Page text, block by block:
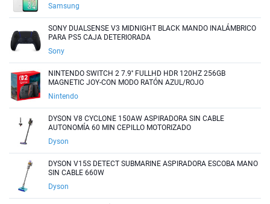
Samsung
SONY DUALSENSE V3 MIDNIGHT BLACK MANDO INALÁMBRICO
PARA PS5 CAJA DETERIORADA
Sony
NINTENDO SWITCH 2 7.9'' FULLHD HDR 120HZ 256GB
MAGNETIC JOY-CON MODO RATÓN AZUL/ROJO
Nintendo
DYSON V8 CYCLONE 150AW ASPIRADORA SIN CABLE
AUTONOMÍA 60 MIN CEPILLO MOTORIZADO
Dyson
DYSON V15S DETECT SUBMARINE ASPIRADORA ESCOBA MANO
SIN CABLE 660W
Dyson